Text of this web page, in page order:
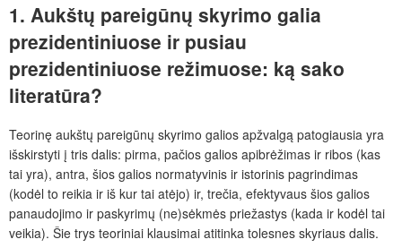
1. Aukštų pareigūnų skyrimo galia
prezidentiniuose ir pusiau
prezidentiniuose režimuose: ką sako
literatūra?
Teorinę aukštų pareigūnų skyrimo galios apžvalgą patogiausia yra
išskirstyti į tris dalis: pirma, pačios galios apibrėžimas ir ribos (kas
tai yra), antra, šios galios normatyvinis ir istorinis pagrindimas
(kodėl to reikia ir iš kur tai atėjo) ir, trečia, efektyvaus šios galios
panaudojimo ir paskyrimų (ne)sėkmės priežastys (kada ir kodėl tai
veikia). Šie trys teoriniai klausimai atitinka tolesnes skyriaus dalis.